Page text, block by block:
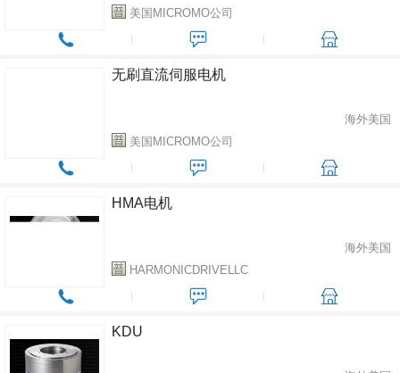
美国MICROMO公司
无刷直流伺服电机
海外美国
美国MICROMO公司
HMA电机
海外美国
HARMONICDRIVELLC
KDU